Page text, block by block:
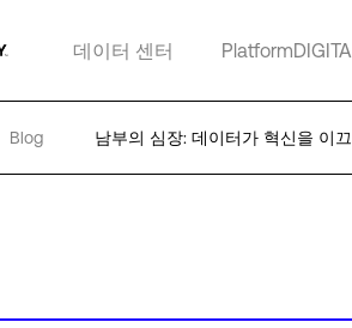
데이터 센터
Blog 남부의 심장: 데이터가 혁신을 이